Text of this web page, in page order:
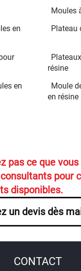
Moules
en
Plateau
résine
en
Moule
en résine
pas ce que
pour
disponibles.
un devis dès
CONTACT